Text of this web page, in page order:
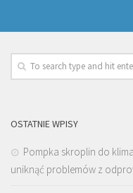
OSTATNIE WPISY
Pompka skroplin do
uniknąć problemów z